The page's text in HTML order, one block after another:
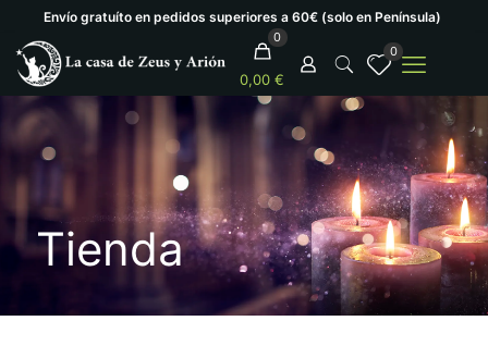
Envío gratuíto en pedidos superiores a 60€ (solo en Península)
0
0,00 €
0
Tienda